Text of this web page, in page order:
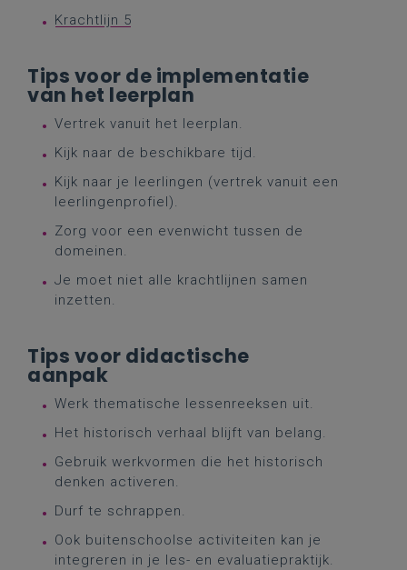
Krachtlijn 5
Tips voor de implementatie
van het leerplan
Vertrek vanuit het leerplan.
Kijk naar de beschikbare tijd.
Kijk naar je leerlingen (vertrek vanuit een
leerlingenprofiel).
Zorg voor een evenwicht tussen de
domeinen.
Je moet niet alle krachtlijnen samen
inzetten.
Tips voor didactische
aanpak
Werk thematische lessenreeksen uit.
Het historisch verhaal blijft van belang.
Gebruik werkvormen die het historisch
denken activeren.
Durf te schrappen.
Ook buitenschoolse activiteiten kan je
integreren in je les- en evaluatiepraktijk.